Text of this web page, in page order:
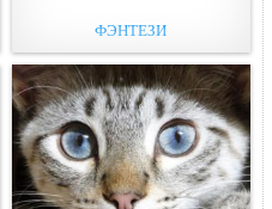
ФЭНТЕЗИ